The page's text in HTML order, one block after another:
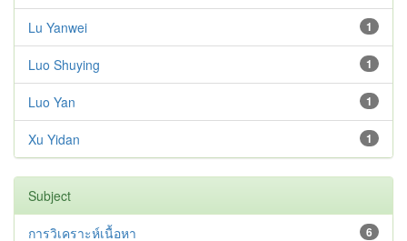
1
Lu Yanwei
1
Luo Shuying
1
Luo Yan
1
Xu Yidan
Subject
6
การวิเคราะห์เนื้อหา